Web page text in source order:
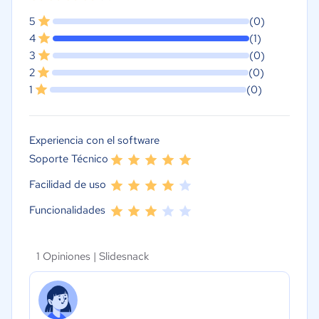
5
(0)
4
(1)
3
(0)
2
(0)
1
(0)
Experiencia con el software
Soporte Técnico
Facilidad de uso
Funcionalidades
1 Opiniones | Slidesnack